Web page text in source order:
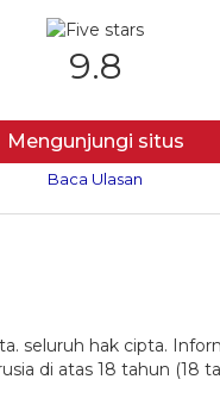
9.8
Mengunjungi situs
Baca Ulasan
seluruh hak cipta.
di atas 18 tahun (18